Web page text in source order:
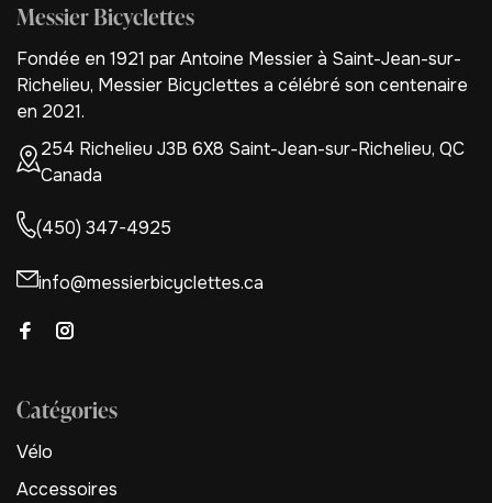
Messier Bicyclettes
Fondée en 1921 par Antoine Messier à Saint-Jean-sur-
Richelieu, Messier Bicyclettes a célébré son centenaire
en 2021.
254 Richelieu J3B 6X8 Saint-Jean-sur-Richelieu, QC
Canada
(450) 347-4925
info@messierbicyclettes.ca
Catégories
Vélo
Accessoires